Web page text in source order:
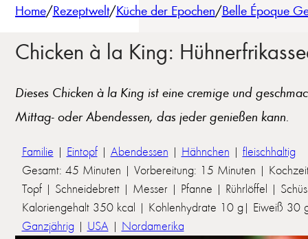
Home/Rezeptwelt/Küche der Epochen/Belle Époque
Chicken à la King:
Dieses Chicken à la King ist eine cremige und
Mittag- oder Abendessen, das jeder genießen kann.
Familie | Eintopf| Abendessen | Hähnchen | fleischhaltig
Gesamt: 45 Minuten | Vorbereitung: 15 Minuten |
Topf | Schneidebrett | Messer | Pfanne | Rührlöffel |
Kaloriengehalt 350 kcal | Kohlenhydrate 10 g| Eiweiß 30
Ganzjährig | USA | Nordamerika